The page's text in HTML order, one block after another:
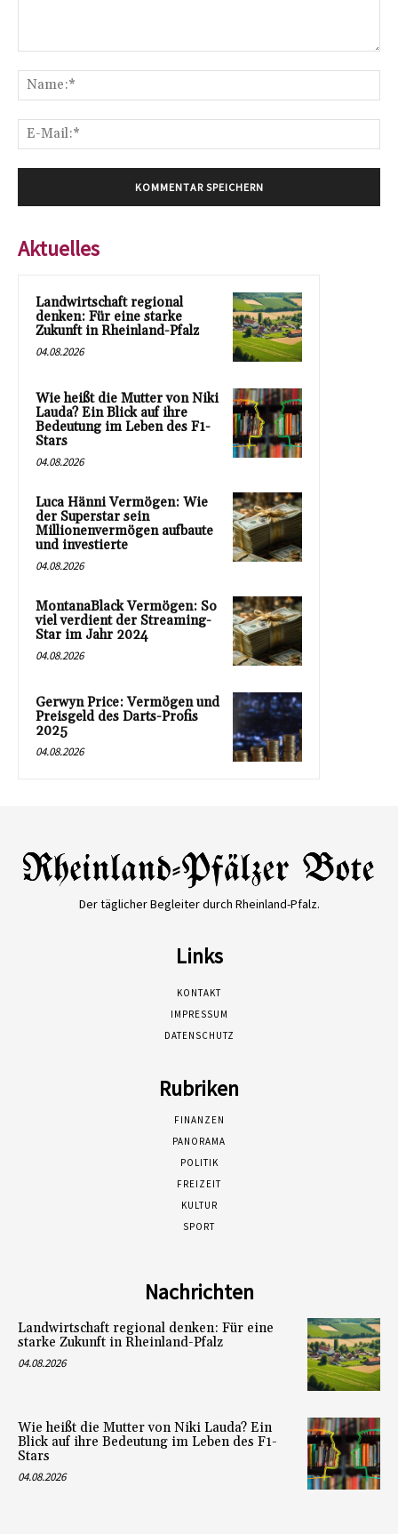
Aktuelles
Landwirtschaft regional
denken: Für eine starke
Zukunft in Rheinland-Pfalz
04.08.2026
Wie heißt die Mutter von Niki
Lauda? Ein Blick auf ihre
Bedeutung im Leben des F1-
Stars
04.08.2026
Luca Hänni Vermögen: Wie
der Superstar sein
Millionenvermögen aufbaute
und investierte
04.08.2026
MontanaBlack Vermögen: So
viel verdient der Streaming-
Star im Jahr 2024
04.08.2026
Gerwyn Price: Vermögen und
Preisgeld des Darts-Profis
2025
04.08.2026
Der täglicher Begleiter durch Rheinland-Pfalz.
Links
KONTAKT
IMPRESSUM
DATENSCHUTZ
Rubriken
FINANZEN
PANORAMA
POLITIK
FREIZEIT
KULTUR
SPORT
Nachrichten
Landwirtschaft regional denken: Für eine
starke Zukunft in Rheinland-Pfalz
04.08.2026
Wie heißt die Mutter von Niki Lauda? Ein
Blick auf ihre Bedeutung im Leben des F1-
Stars
04.08.2026